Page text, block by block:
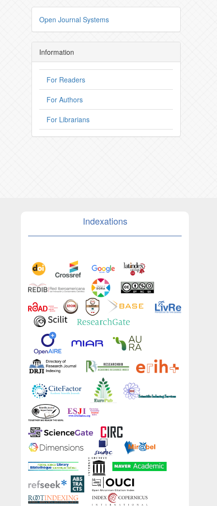
Open Journal Systems
Information
For Readers
For Authors
For Librarians
Indexations